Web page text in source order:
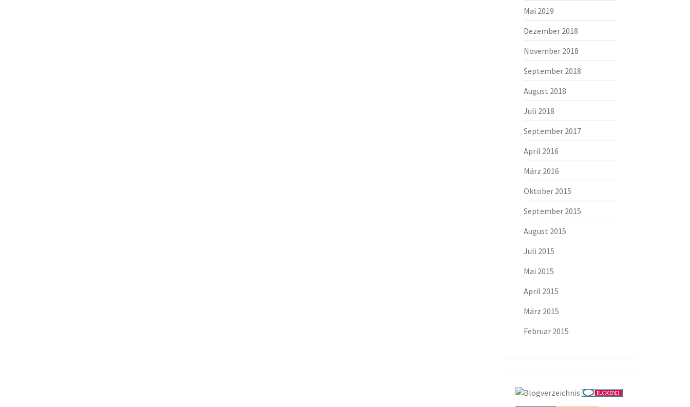
Mai 2019
Dezember 2018
November 2018
September 2018
August 2018
Juli 2018
September 2017
April 2016
März 2016
Oktober 2015
September 2015
August 2015
Juli 2015
Mai 2015
April 2015
März 2015
Februar 2015